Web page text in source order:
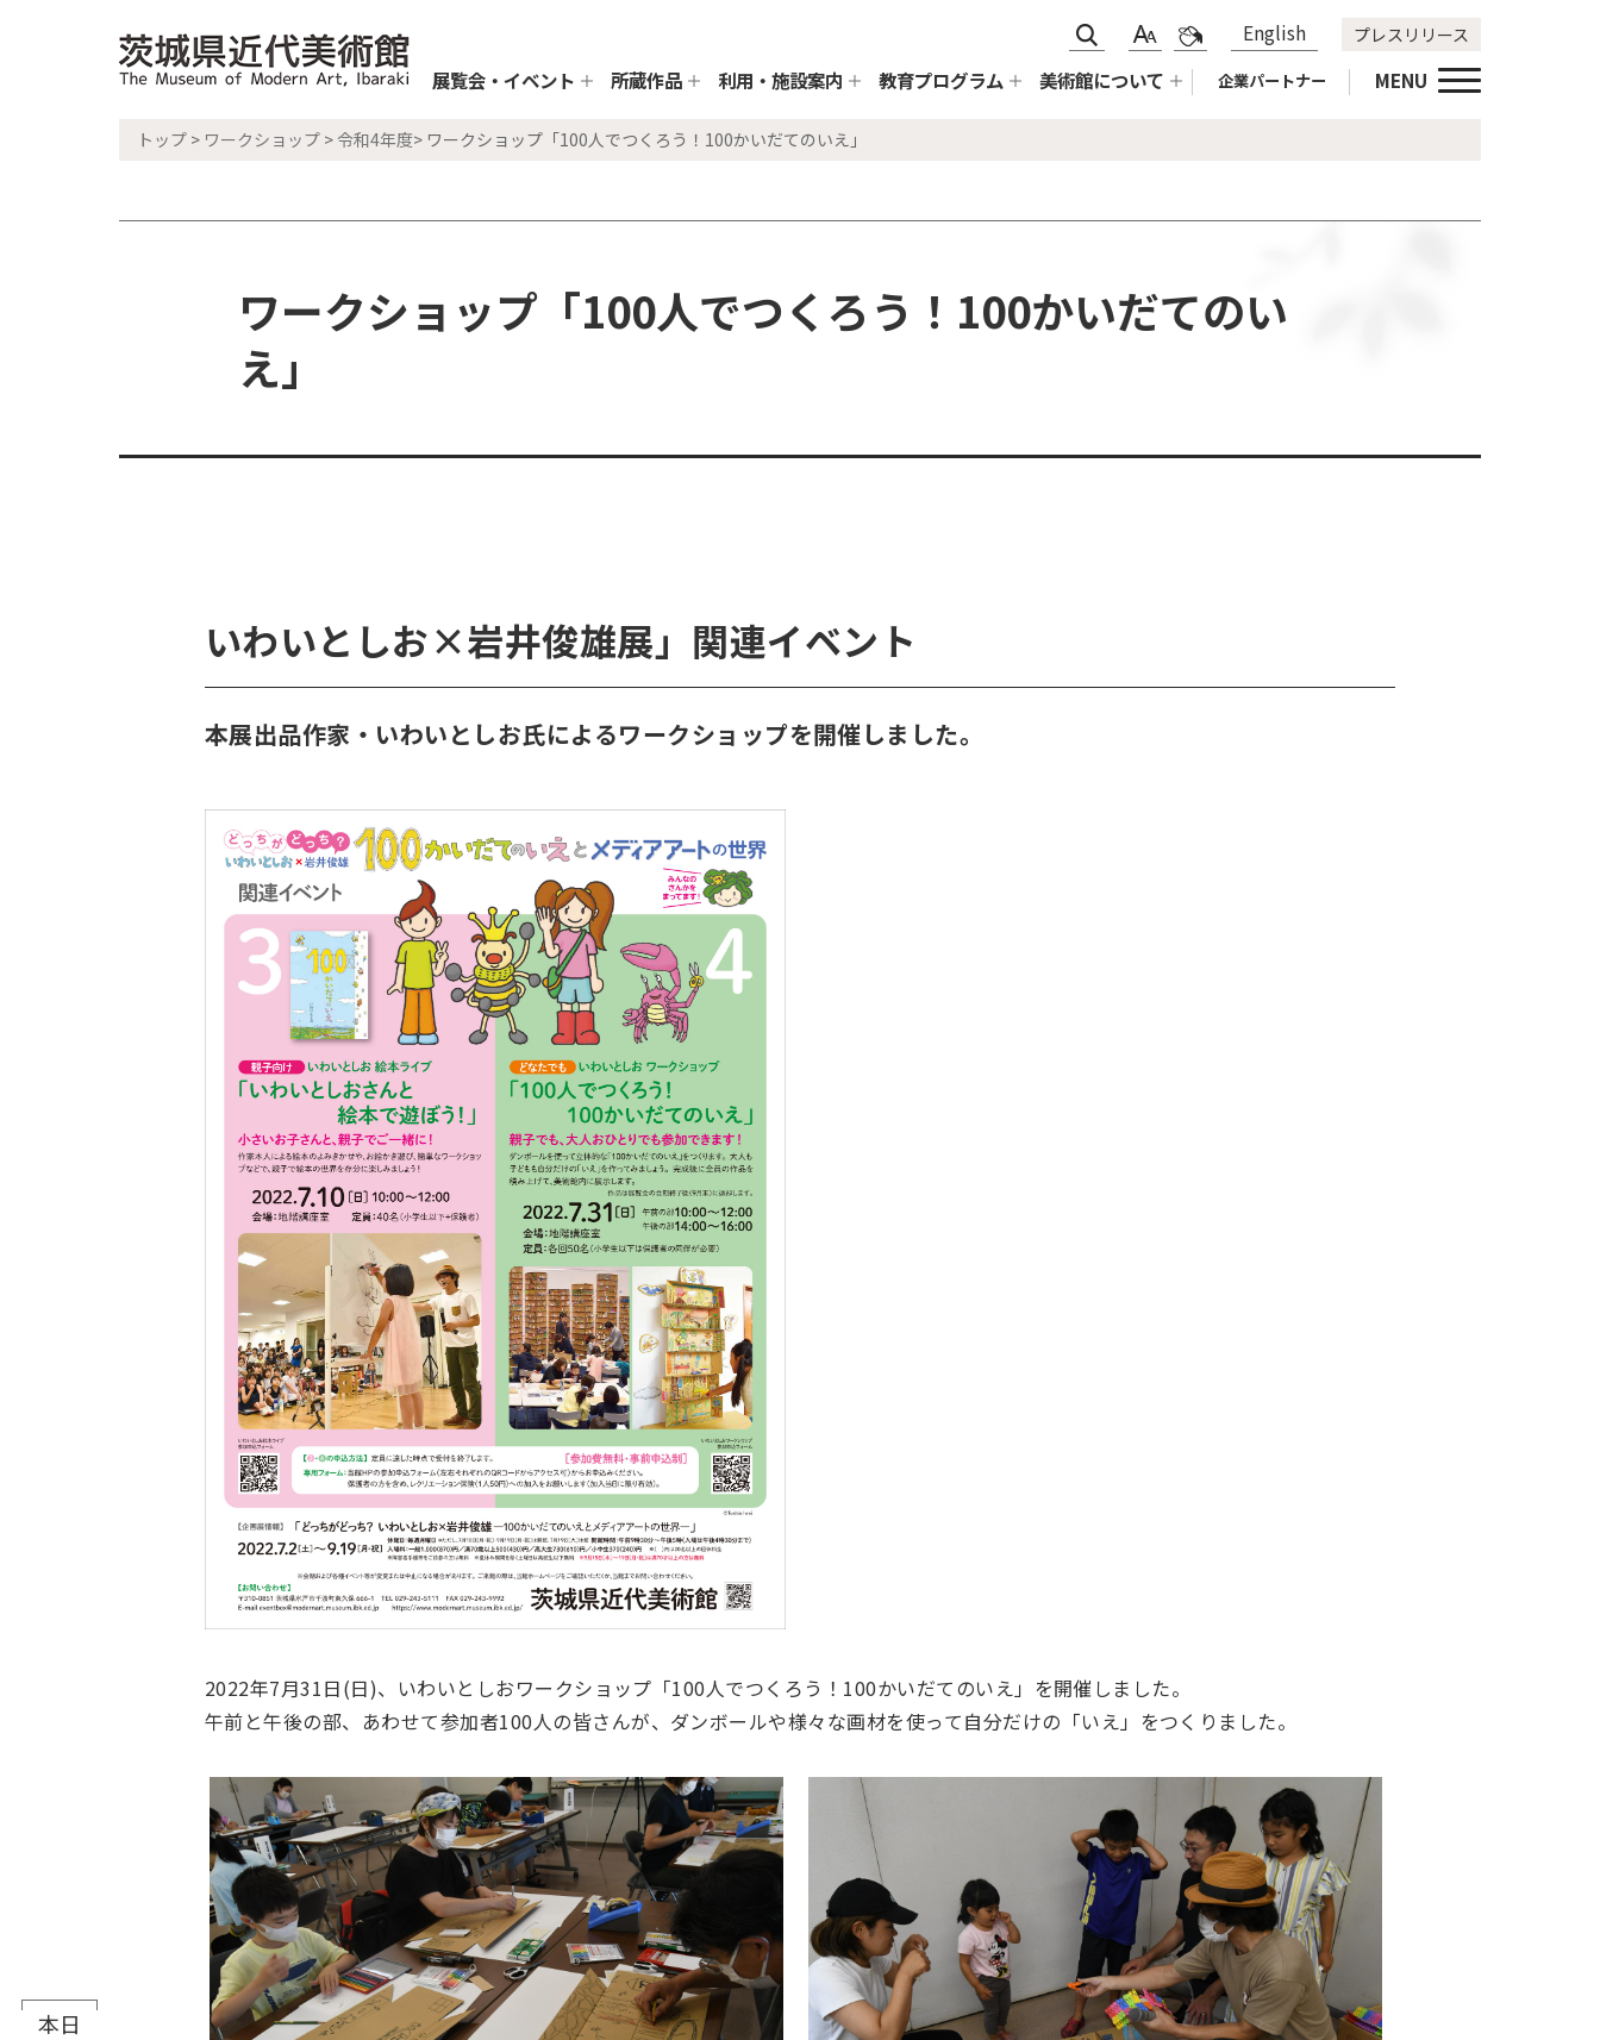
サ
ト
文
サ
更
標
拡
合
い
青
黒
English プレスリリース
展覧会・イベント 所蔵作品 利用・施設案内 教育プログラム 美術館について 企業パートナー MENU
本日
8月6日（木）
トップ > ワークショップ >令和4年度> ワークショップ「100人でつくろう！100かいだてのいえ」
ワークショップ「100人でつくろう！100かいだてのい
え」
いわいとしお×岩井俊雄展」関連イベント
本展出品作家・いわいとしお氏によるワークショップを開催しました。
2022年7月31日(日)、いわいとしおワークショップ「100人でつくろう！100かいだてのいえ」を開催しました。
午前と午後の部、あわせて参加者100人の皆さんが、ダンボールや様々な画材を使って自分だけの「いえ」をつくりました。